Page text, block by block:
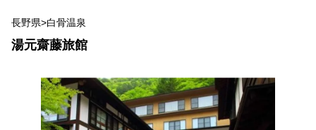
長野県>白骨温泉
湯元齋藤旅館